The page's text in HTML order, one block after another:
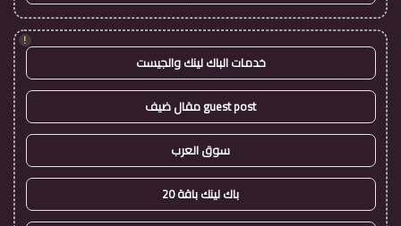
!
خدمات الباك لينك والجيست
guest post مقال ضيف
سوق العرب
باك لينك باقة 20